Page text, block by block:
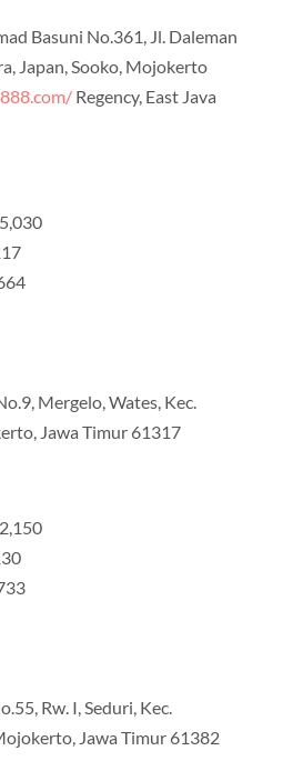
Basuni No.361, Jl. Daleman
Japan, Sooko, Mojokerto
Regency, East Java
Mergelo, Wates, Kec.
Jawa Timur 61317
Rw. I, Seduri, Kec.
Jawa Timur 61382